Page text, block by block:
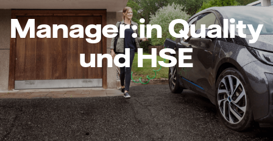
Manager:in Quality
und HSE